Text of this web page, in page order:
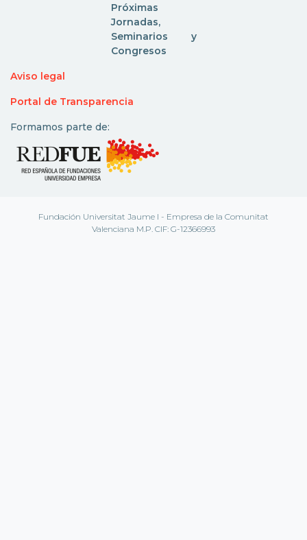
Próximas
Jornadas,
Seminarios y
Congresos
Aviso legal
Portal de Transparencia
Formamos parte de:
Fundación Universitat Jaume I - Empresa de la Comunitat
Valenciana M.P. CIF: G-12366993